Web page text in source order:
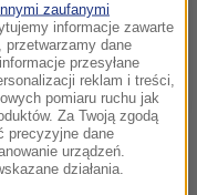
i czwarte
74 minuty.
zaufanymi
informacje zawarte
przetwarzamy dane
przesyłane
reklam i treści,
pomiaru ruchu jak
Za Twoją zgodą
precyzyjne dane
urządzeń.
działania.